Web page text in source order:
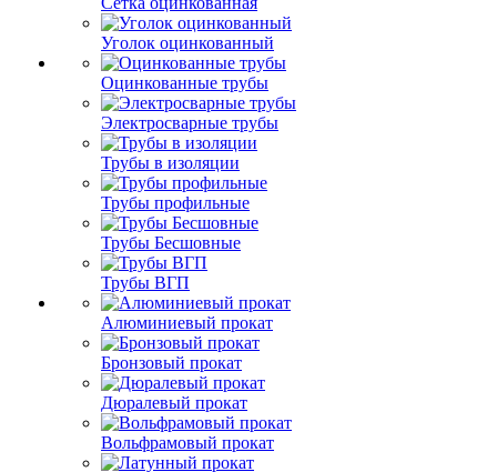
Уголок оцинкованный
Оцинкованные трубы
Электросварные трубы
Трубы в изоляции
Трубы профильные
Трубы Бесшовные
Трубы ВГП
Алюминиевый прокат
Бронзовый прокат
Дюралевый прокат
Вольфрамовый прокат